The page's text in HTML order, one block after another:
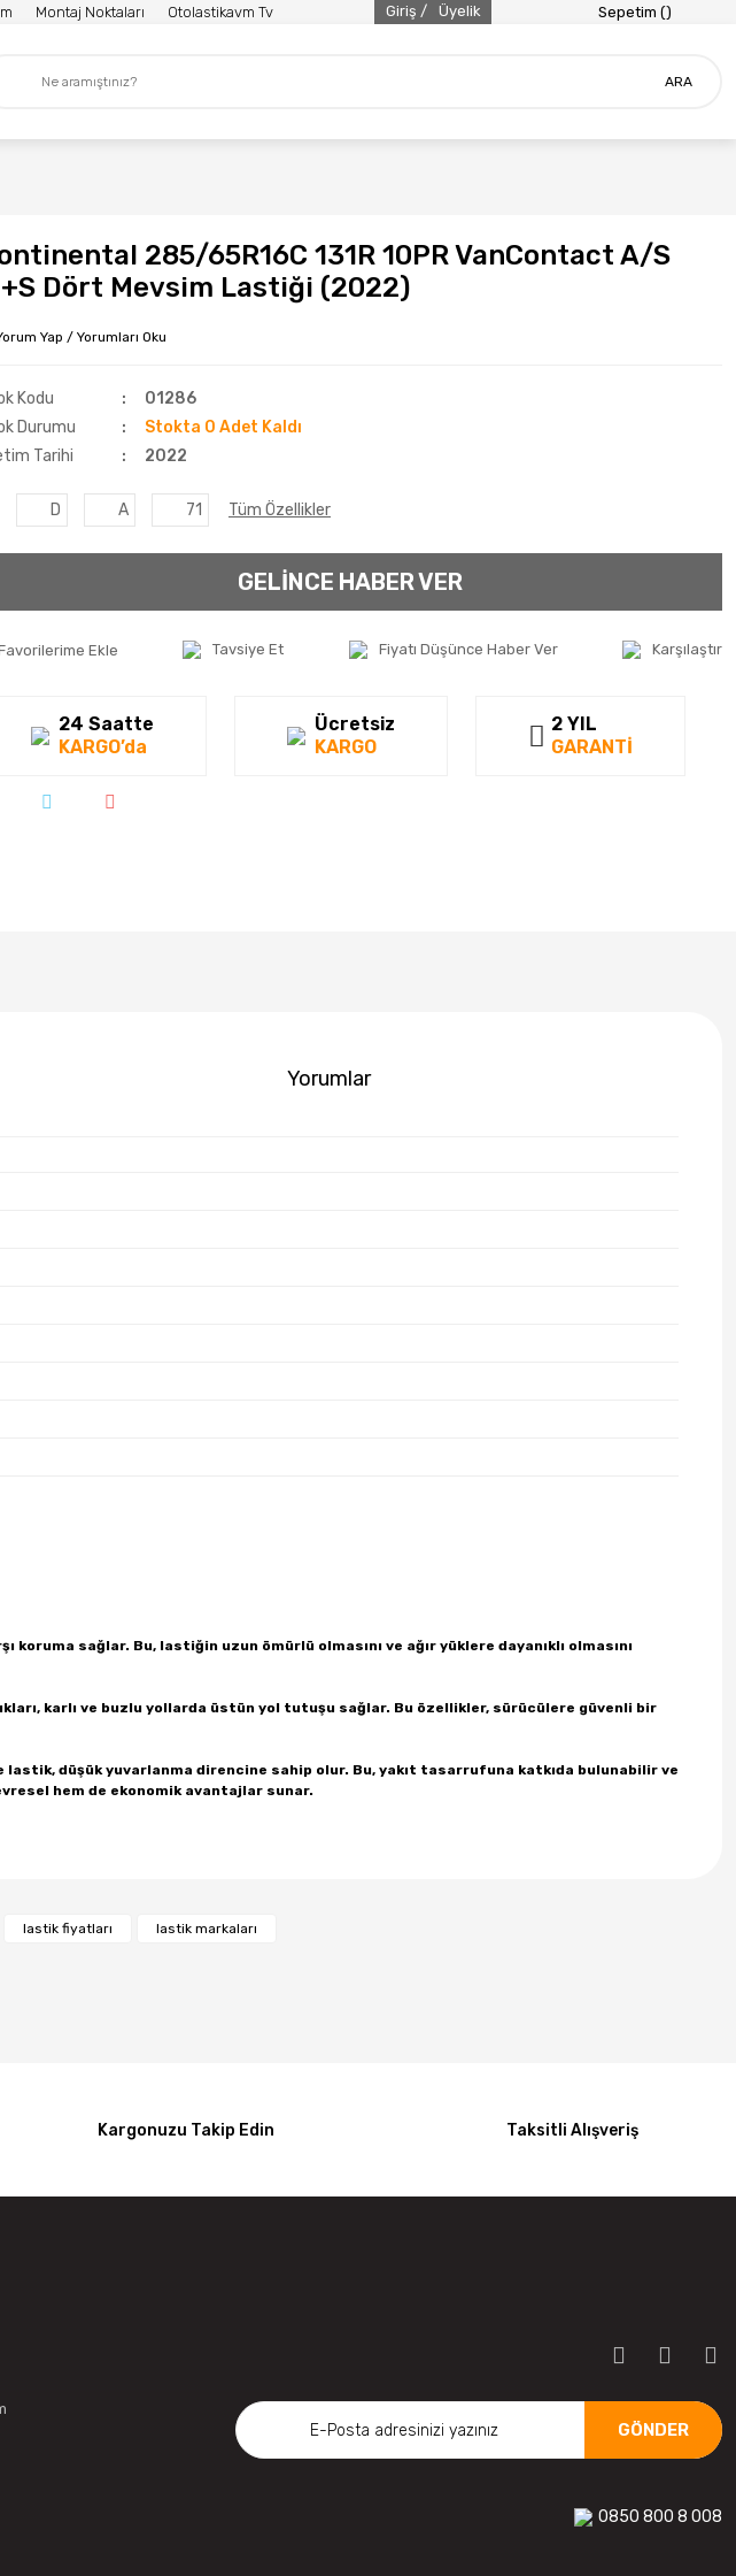
Montaj Noktaları Otolastikavm Tv Giriş / Üyelik Sepetim ()
ARA
285/65R16C 131R 10PR VanContact A/S
Dört Mevsim Lastiği (2022)
Yap / Yorumları Oku
Kodu
01286
Durumu
Stokta 0 Adet Kaldı
Tarihi
2022
D A 71 Tüm Özellikler
GELİNCE HABER VER
Tavsiye Et Fiyatı Düşünce Haber Ver Karşılaştır
24 Saatte
KARGO’da
Ücretsiz
KARGO
2 YIL
GARANTİ
Yorumlar
koruma sağlar. Bu, lastiğin uzun ömürlü olmasını ve ağır yüklere dayanıklı olmasını
karlı ve buzlu yollarda üstün yol tutuşu sağlar. Bu özellikler, sürücülere güvenli bir
düşük yuvarlanma direncine sahip olur. Bu, yakıt tasarrufuna katkıda bulunabilir ve
hem de ekonomik avantajlar sunar.
lastik fiyatları lastik markaları
Kargonuzu Takip Edin Taksitli Alışveriş
GÖNDER
0850 800 8 008